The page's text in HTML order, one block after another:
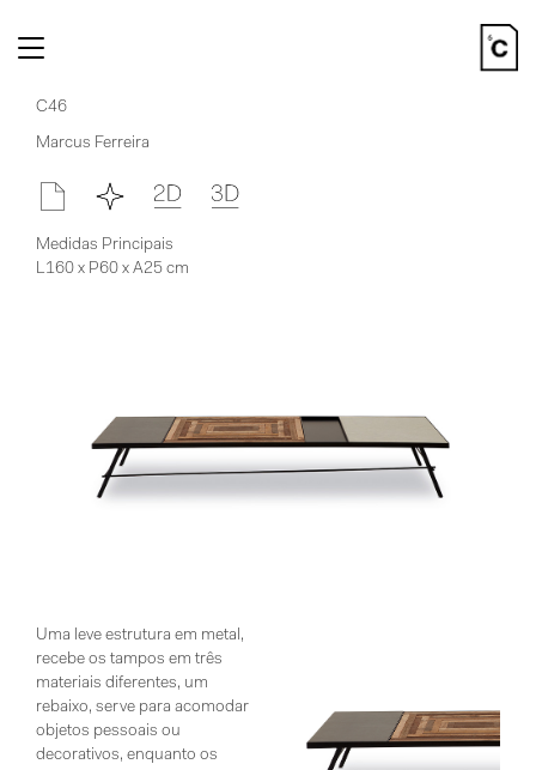
Toggle
C46
Marcus Ferreira
Medidas Principais
L160 x P60 x A25 cm
Uma leve estrutura em metal,
recebe os tampos em três
materiais diferentes, um
rebaixo, serve para acomodar
objetos pessoais ou
decorativos, enquanto os